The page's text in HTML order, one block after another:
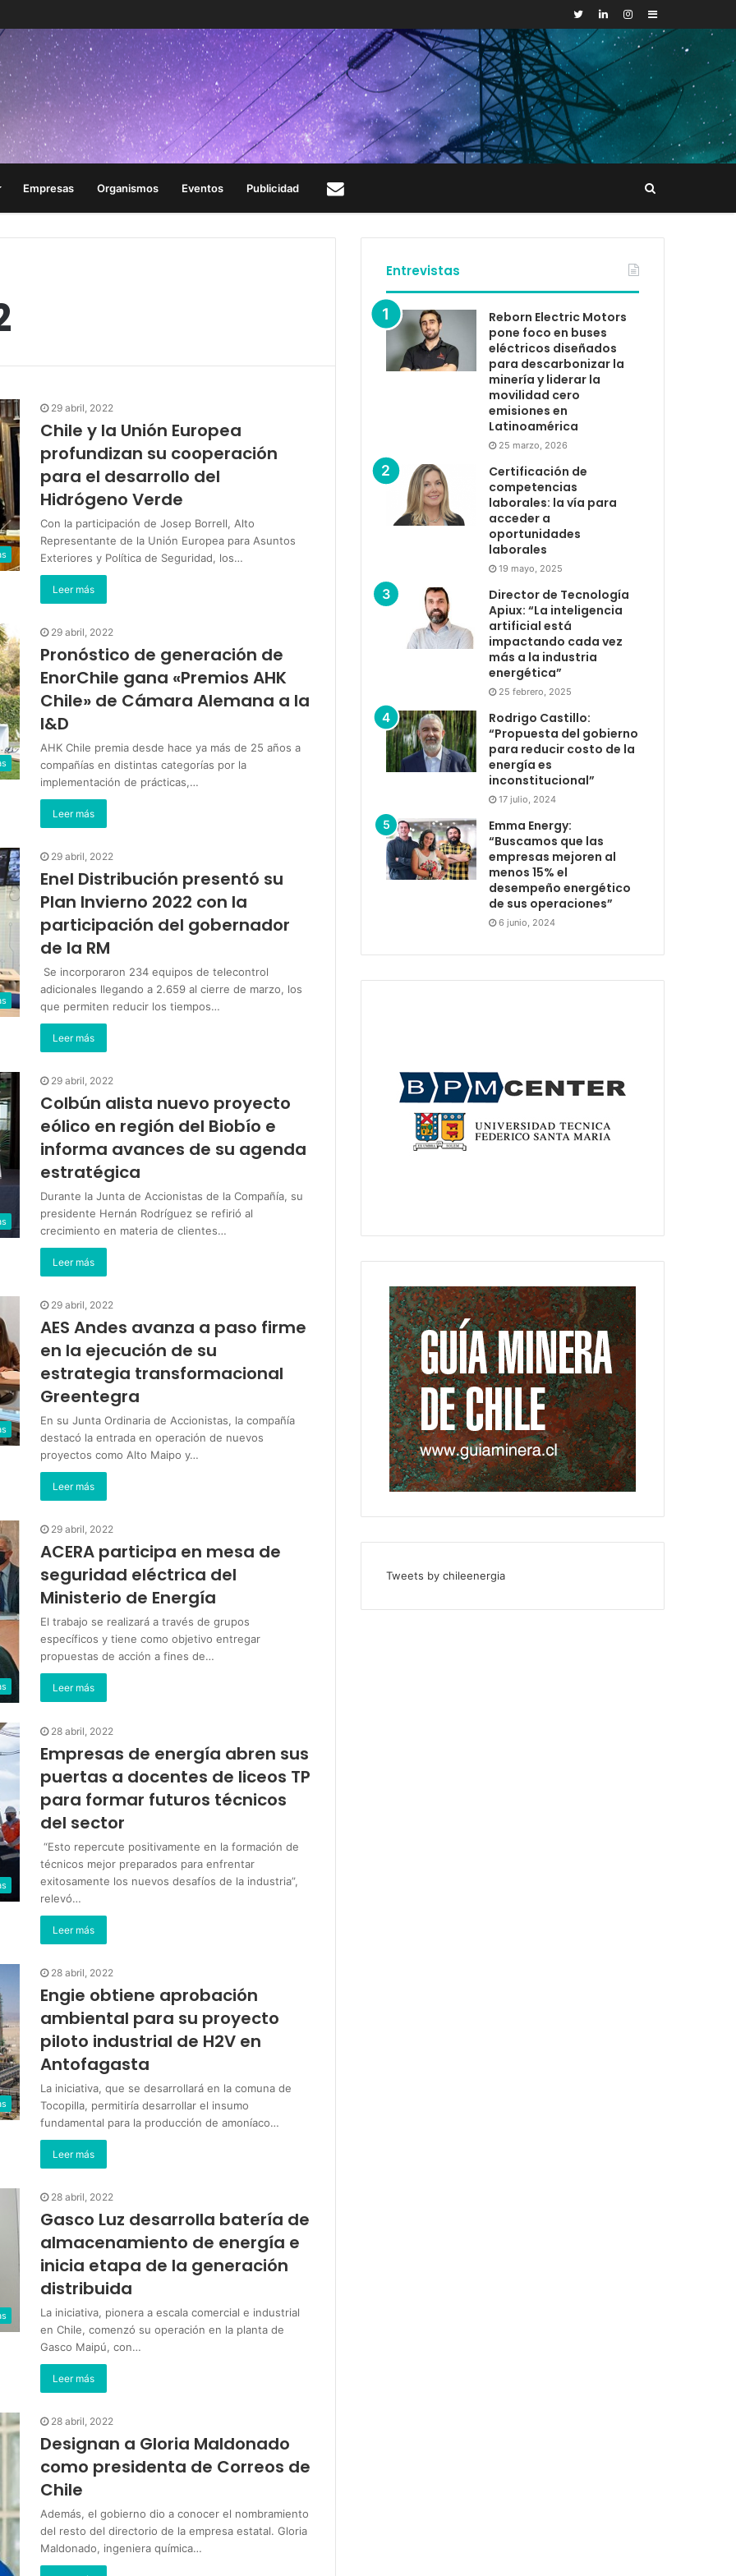
Sidebar
Empresas Organismos Eventos Publicidad
29 abril, 2022
Chile y la Unión Europea
profundizan su cooperación
para el desarrollo del
Hidrógeno Verde
Con la participación de Josep Borrell, Alto
Representante de la Unión Europea para Asuntos
Exteriores y Política de Seguridad, los…
Leer más
29 abril, 2022
Pronóstico de generación de
EnorChile gana «Premios AHK
Chile» de Cámara Alemana a la
I&D
AHK Chile premia desde hace ya más de 25 años a
compañías en distintas categorías por la
implementación de prácticas,…
Leer más
29 abril, 2022
Enel Distribución presentó su
Plan Invierno 2022 con la
participación del gobernador
de la RM
Se incorporaron 234 equipos de telecontrol
adicionales llegando a 2.659 al cierre de marzo, los
que permiten reducir los tiempos…
Leer más
29 abril, 2022
Colbún alista nuevo proyecto
eólico en región del Biobío e
informa avances de su agenda
estratégica
Durante la Junta de Accionistas de la Compañía, su
presidente Hernán Rodríguez se refirió al
crecimiento en materia de clientes…
Leer más
29 abril, 2022
AES Andes avanza a paso firme
en la ejecución de su
estrategia transformacional
Greentegra
En su Junta Ordinaria de Accionistas, la compañía
destacó la entrada en operación de nuevos
proyectos como Alto Maipo y…
Leer más
29 abril, 2022
ACERA participa en mesa de
seguridad eléctrica del
Ministerio de Energía
El trabajo se realizará a través de grupos
específicos y tiene como objetivo entregar
propuestas de acción a fines de…
Leer más
28 abril, 2022
Empresas de energía abren sus
puertas a docentes de liceos TP
para formar futuros técnicos
del sector
“Esto repercute positivamente en la formación de
técnicos mejor preparados para enfrentar
exitosamente los nuevos desafíos de la industria”,
relevó…
Leer más
28 abril, 2022
Engie obtiene aprobación
ambiental para su proyecto
piloto industrial de H2V en
Antofagasta
La iniciativa, que se desarrollará en la comuna de
Tocopilla, permitiría desarrollar el insumo
fundamental para la producción de amoníaco…
Leer más
28 abril, 2022
Gasco Luz desarrolla batería de
almacenamiento de energía e
inicia etapa de la generación
distribuida
La iniciativa, pionera a escala comercial e industrial
en Chile, comenzó su operación en la planta de
Gasco Maipú, con…
Leer más
28 abril, 2022
Designan a Gloria Maldonado
como presidenta de Correos de
Chile
Además, el gobierno dio a conocer el nombramiento
del resto del directorio de la empresa estatal. Gloria
Maldonado, ingeniera química…
Entrevistas
Reborn Electric Motors
pone foco en buses
eléctricos diseñados
para descarbonizar la
minería y liderar la
movilidad cero
emisiones en
Latinoamérica
25 marzo, 2026
Certificación de
competencias
laborales: la vía para
acceder a
oportunidades
laborales
19 mayo, 2025
Director de Tecnología
Apiux: “La inteligencia
artificial está
impactando cada vez
más a la industria
energética”
25 febrero, 2025
Rodrigo Castillo:
“Propuesta del gobierno
para reducir costo de la
energía es
inconstitucional”
17 julio, 2024
Emma Energy:
“Buscamos que las
empresas mejoren al
menos 15% el
desempeño energético
de sus operaciones”
6 junio, 2024
Tweets by chileenergia